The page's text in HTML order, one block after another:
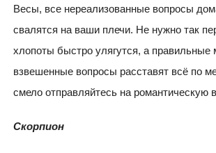
Весы, все нереализованные вопросы
свалятся на ваши плечи. Не нужно так
хлопоты быстро улягутся, а правильные
взвешенные вопросы расставят всё по
смело отправляйтесь на романтическую
Скорпион